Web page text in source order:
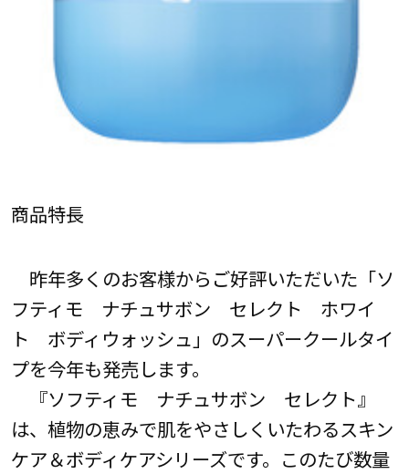
商品特長
昨年多くのお客様からご好評いただいた「ソ
フティモ ナチュサボン セレクト ホワイ
ト ボディウォッシュ」のスーパークールタイ
プを今年も発売します。
『ソフティモ ナチュサボン セレクト』
は、植物の恵みで肌をやさしくいたわるスキン
ケア＆ボディケアシリーズです。このたび数量